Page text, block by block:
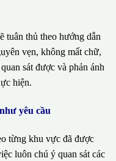
tuân thủ theo hướng dẫn
vẹn, không mất chữ,
sát được và phản ánh
hiện.
yêu cầu
từng khu vực đã được
luôn chú ý quan sát các